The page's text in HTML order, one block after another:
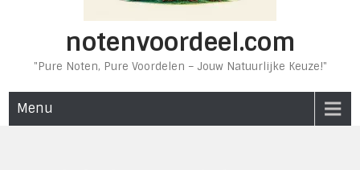
notenvoordeel.com
"Pure Noten, Pure Voordelen – Jouw Natuurlijke Keuze!"
Menu